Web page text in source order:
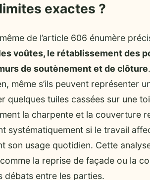
exactes ?
de l’article 606 énumère
voûtes, le rétablissement des
de soutènement et de clôture
même s’ils peuvent représenter
quelques tuiles cassées sur une
la charpente et la couverture
systématiquement si le travail
son usage quotidien. Cette
la reprise de façade ou la
débats entre les parties.